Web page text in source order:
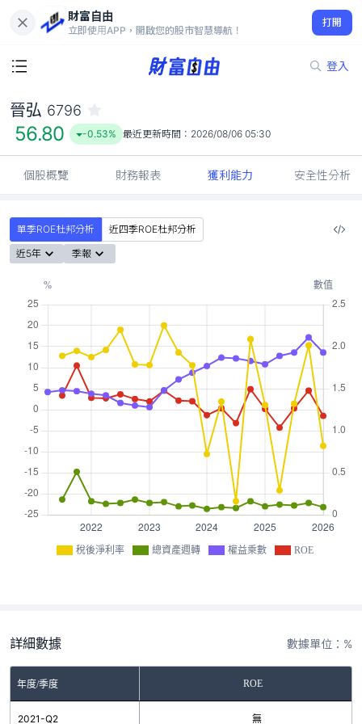
財富自由
立即使用APP，開啟您的股市智慧導航！
打開
登入
56.80
-0.53%
晉弘 6796
56.80 -0.53% 最近更新時間： 2026/08/06 05:30
個股概覽 財務報表 獲利能力 安全性分析
單季ROE杜邦分析
近四季ROE杜邦分析
近5年
季報
稅後淨利率 總資產週轉 權益乘數 ROE
詳細數據 數據單位：%
年度/季度 ROE
2021-Q2 無